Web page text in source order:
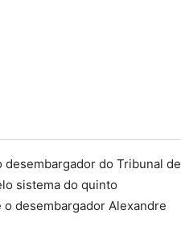
do Tribunal de
sistema do quinto
desembargador Alexandre